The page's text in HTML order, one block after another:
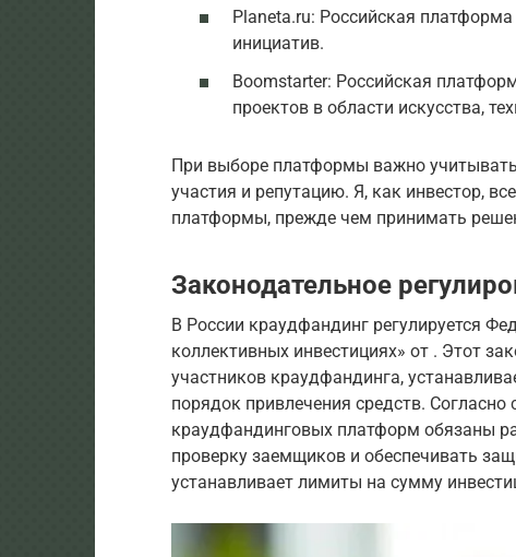
Planeta.ru: Российская
инициатив.
Boomstarter: Российская
проектов в области искусства,
При выборе платформы важно
участия и репутацию. Я, как инвестор,
платформы, прежде чем принимать
Законодательное
В России краудфандинг регулируется
коллективных инвестициях» от . Этот
участников краудфандинга,
порядок привлечения средств. Согласно
краудфандинговых платформ обязаны
проверку заемщиков и обеспечивать
устанавливает лимиты на сумму